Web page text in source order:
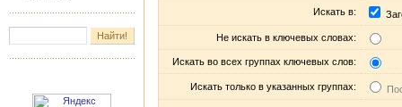
Искать в:
Не искать в ключевых словах:
Искать во всех группах ключевых слов:
Искать только в указанных группах: